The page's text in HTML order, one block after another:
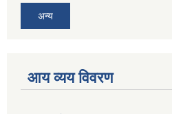
अन्य
आय व्यय विवरण